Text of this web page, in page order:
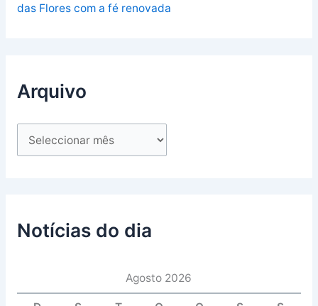
das Flores com a fé renovada
Arquivo
Notícias do dia
Agosto 2026